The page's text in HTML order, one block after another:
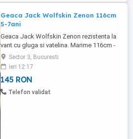
Geaca Jack Wolfskin Zenon 116cm
5-7ani
Geaca Jack Wolfskin Zenon rezistenta la
vant cu gluga si vatelina. Marime 116cm -
potrivita copii 5-7ani. Lungime maneca
33cm. Geaca este in condiții impecabile.
Se preda personal in zona Branesti Ilfov
sau Ikea Pallady . Trimit prin curier in toata
tara dupa plata produsului un cont.
Sector 3, Bucuresti
ieri 12:17
145 RON
Telefon validat